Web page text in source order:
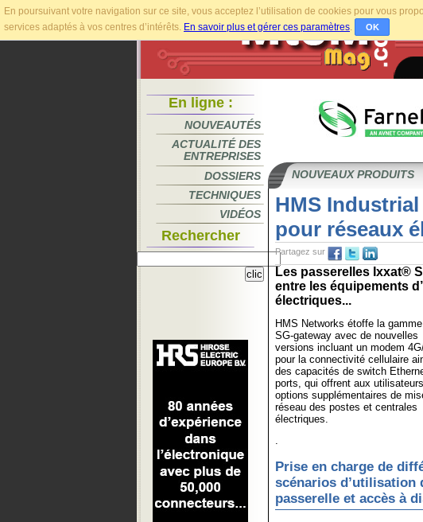
En poursuivant votre navigation sur ce site, vous acceptez l’utilisation de cookies pour vous
services adaptés à vos centres d’intérêts. En savoir plus et gérer ces paramètres. OK
En ligne :
NOUVEAUTÉS
ACTUALITÉ DES
ENTREPRISES
DOSSIERS
TECHNIQUES
VIDÉOS
Rechercher
NOUVEAUX PRODUITS
HMS
pour réseaux
Partagez sur
Les passerelles Ixxat®
entre les équipements
électriques...
HMS Networks étoffe la
SG-gateway avec de nouvelles
versions incluant un modem
pour la connectivité cellulaire
des capacités de switch
ports, qui offrent aux
options supplémentaires de
réseau des postes et centrales
électriques.
.
Prise en charge de
scénarios d’utilisation
passerelle et accès à